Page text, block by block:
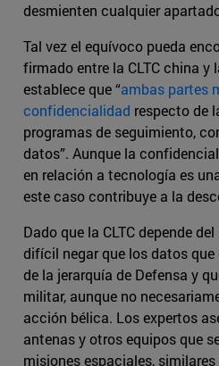
desmienten cualquier
Tal vez el equívoco pueda
firmado entre la CLTC china y
establece que “ambas partes
confidencialidad respecto de
programas de seguimiento,
datos”. Aunque la
en relación a tecnología es
este caso contribuye a la
Dado que la CLTC depende
difícil negar que los datos
de la jerarquía de Defensa y
militar, aunque no
acción bélica. Los expertos
antenas y otros equipos que
misiones espaciales,